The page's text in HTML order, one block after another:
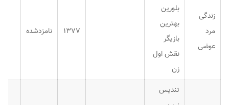
زندگی
مرد
عوضی
بلورین
بهترین
بازیگر
نقش اول
زن
۱۳۷۷ نامزدشده
تندیس